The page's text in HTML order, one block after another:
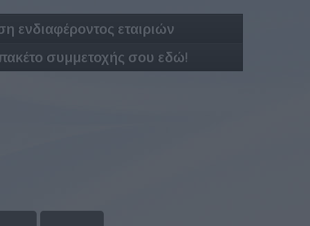
ενδιαφέροντος εταιριών
συμμετοχής σου εδώ!